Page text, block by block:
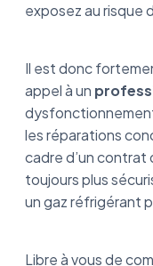
exposez au risque
Il est donc
appel à un
les réparations
cadre d’un contrat
toujours plus
un gaz réfrigérant
Libre à vous de